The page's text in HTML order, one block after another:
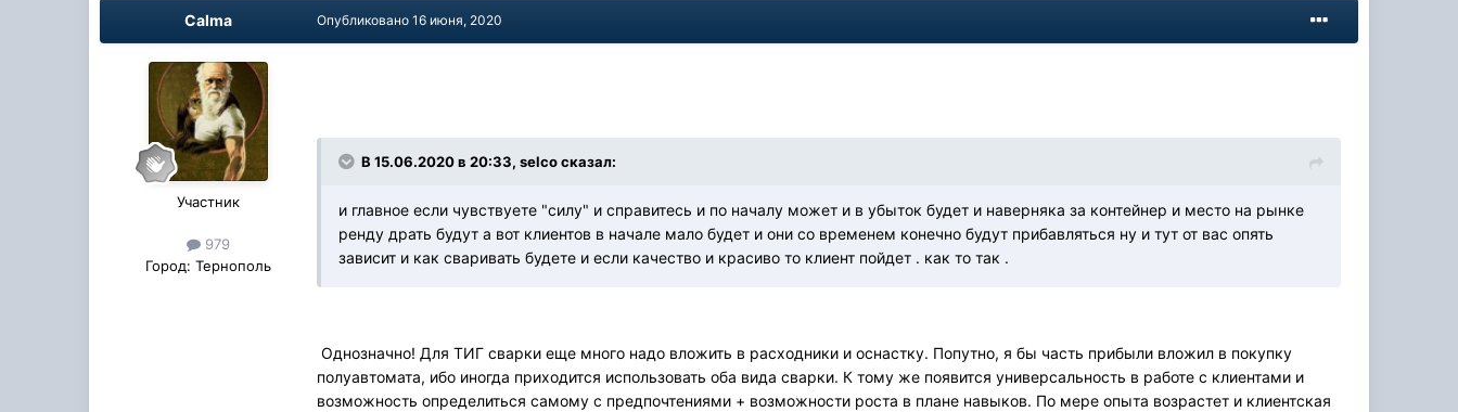
Calma
Участник
979
Город: Тернополь
Опубликовано16 июня, 2020
В 15.06.2020 в 20:33, selco сказал:
и главное если чувствуете "силу" и справитесь и по началу может и в убыток будет и наверняка за контейнер и место на рынке
ренду драть будут а вот клиентов в начале мало будет и они со временем конечно будут прибавляться ну и тут от вас опять
зависит и как сваривать будете и если качество и красиво то клиент пойдет . как то так .
Однозначно! Для ТИГ сварки еще много надо вложить в расходники и оснастку. Попутно, я бы часть прибыли вложил в покупку
полуавтомата, ибо иногда приходится использовать оба вида сварки. К тому же появится универсальность в работе с клиентами и
возможность определиться самому с предпочтениями + возможности роста в плане навыков. По мере опыта возрастет и клиентская